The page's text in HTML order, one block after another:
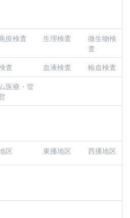
疫検査 生理検査
微生物検
査
査 血液検査
輸血検査
医療・管
区 東播地区 西播地区